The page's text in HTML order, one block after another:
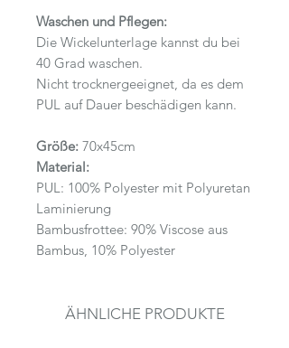
Waschen und Pflegen:
Die Wickelunterlage kannst du bei
40 Grad waschen.
Nicht trocknergeeignet, da es dem
PUL auf Dauer beschädigen kann.
Größe: 70x45cm
Material:
PUL: 100% Polyester mit Polyuretan
Laminierung
Bambusfrottee: 90% Viscose aus
Bambus, 10% Polyester
ÄHNLICHE PRODUKTE